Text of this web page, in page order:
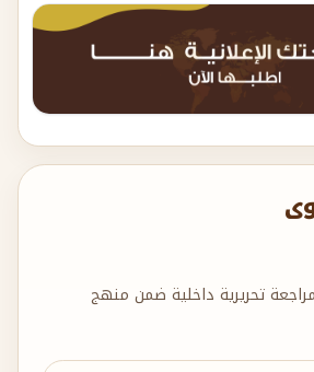
تحريرية داخلية ضمن منهج